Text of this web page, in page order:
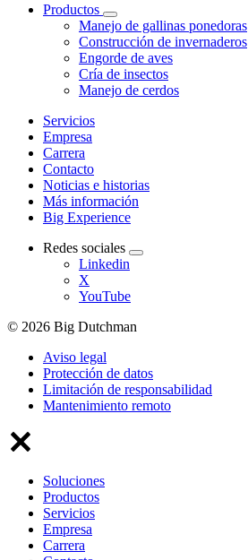
Productos
Manejo de gallinas ponedoras
Construcción de invernaderos
Engorde de aves
Cría de insectos
Manejo de cerdos
Servicios
Empresa
Carrera
Contacto
Noticias e historias
Más información
Big Experience
Redes sociales
Linkedin
X
YouTube
© 2026 Big Dutchman
Aviso legal
Protección de datos
Limitación de responsabilidad
Mantenimiento remoto
Soluciones
Productos
Servicios
Empresa
Carrera